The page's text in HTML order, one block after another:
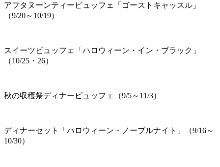
アフタヌーンティービュッフェ「ゴーストキャッスル」
（9/20～10/19）
スイーツビュッフェ「ハロウィーン・イン・ブラック」
（10/25・26）
秋の収穫祭ディナービュッフェ（9/5～11/3）
ディナーセット「ハロウィーン・ノーブルナイト」（9/16～
10/30）